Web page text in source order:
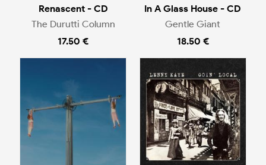
Renascent - CD
The Durutti Column
17.50 €
In A Glass House - CD
Gentle Giant
18.50 €